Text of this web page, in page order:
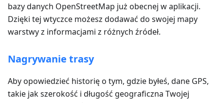
bazy danych OpenStreetMap już obecnej w aplikacji.
Dzięki tej wtyczce możesz dodawać do swojej mapy
warstwy z informacjami z różnych źródeł.
Nagrywanie trasy
Aby opowiedzieć historię o tym, gdzie byłeś, dane GPS,
takie jak szerokość i długość geograficzna Twojej